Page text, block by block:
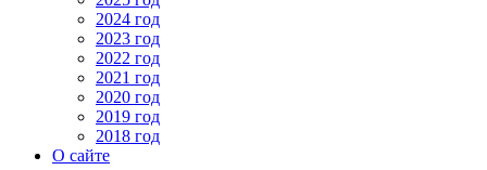
2024 год
2023 год
2022 год
2021 год
2020 год
2019 год
2018 год
О сайте